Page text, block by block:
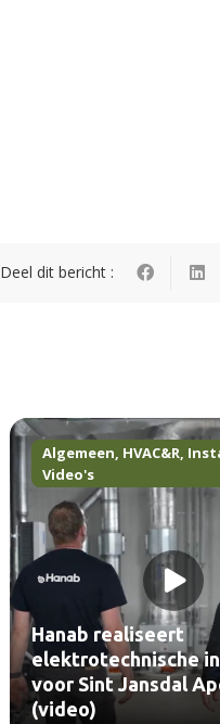
Deel dit bericht :
Algemeen, HVAC&R,
Video's
Hanab realiseert
elektrotechnische
voor Sint Jansdal
(video)